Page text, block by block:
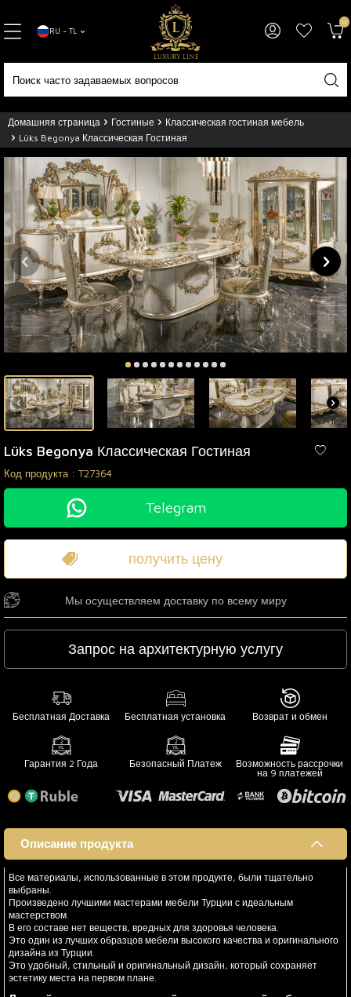
RU − TL
0
Домашняя страница Гостиные
Классическая гостиная мебель
Lüks Begonya Классическая Гостиная
Lüks Begonya Классическая Гостиная
Код продукта : T27364
Telegram
получить цену
Мы осуществляем доставку по всему миру
Запрос на архитектурную услугу
Бесплатная Доставка Бесплатная установка Возврат и обмен
Гарантия 2 Года Безопасный Платеж
Возможность рассрочки
на 9 платежей
Описание продукта
Все материалы, использованные в этом продукте, были тщательно
выбраны.
Произведено лучшими мастерами мебели Турции с идеальным
мастерством.
В его составе нет веществ, вредных для здоровья человека.
Это один из лучших образцов мебели высокого качества и оригинального
дизайна из Турции.
Это удобный, стильный и оригинальный дизайн, который сохраняет
эстетику места на первом плане.